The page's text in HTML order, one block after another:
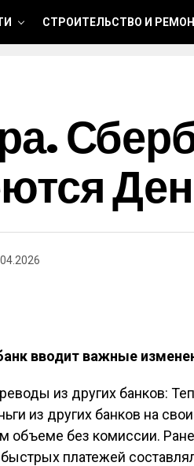
СТРОИТЕЛЬСТВО И
вводит важные
из других банков:
из других банков на
объеме без комиссии.
платежей